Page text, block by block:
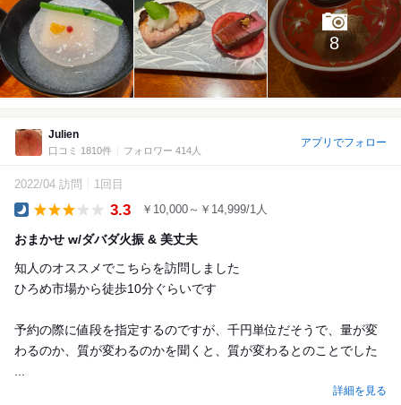
8
Julien
口コミ 1810件 フォロワー 414人
アプリでフォロー
2022/04 訪問 1回目
3.3 ￥10,000～￥14,999/1人
おまかせ w/ダバダ火振 & 美丈夫
知人のオススメでこちらを訪問しました
ひろめ市場から徒歩10分ぐらいです
予約の際に値段を指定するのですが、千円単位だそうで、量が変
わるのか、質が変わるのかを聞くと、質が変わるとのことでした
詳細を見る